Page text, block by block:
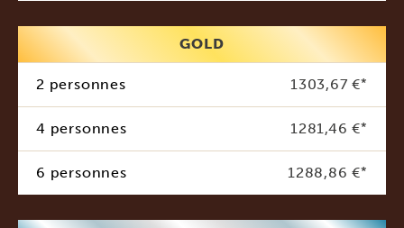
GOLD
2 personnes 1303,67 €*
4 personnes 1281,46 €*
6 personnes 1288,86 €*